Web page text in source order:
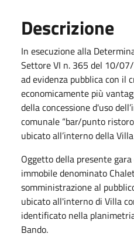
Descrizione
In esecuzione alla
Settore VI n. 365 del 10/
ad evidenza pubblica con il
economicamente più
della concessione d'uso
comunale “bar/punto
ubicato all’interno della
Oggetto della presente
immobile denominato
somministrazione al
ubicato all'interno di Villa
identificato nella
Bando.